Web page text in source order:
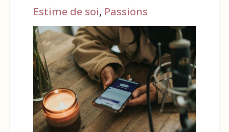
Estime de soi, Passions